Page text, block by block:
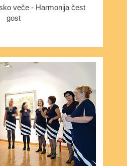
veče - Harmonija čest
gost